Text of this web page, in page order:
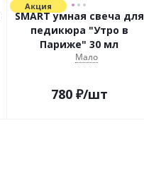
Акция
SMART умная свеча для
педикюра "Утро в
Париже" 30 мл
Мало
780₽/шт